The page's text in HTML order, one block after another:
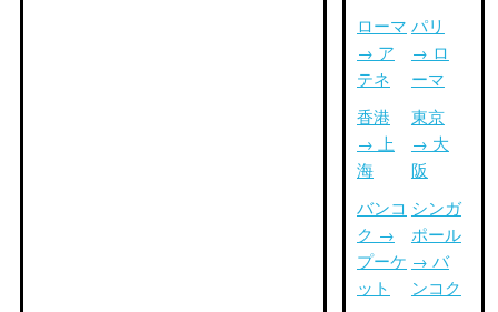
ローマ
→ ア
テネ
香港
→ 上
海
バンコ
ク →
プーケ
ット
パリ
→ ロ
ーマ
東京
→ 大
阪
シンガ
ポール
→ バ
ンコク